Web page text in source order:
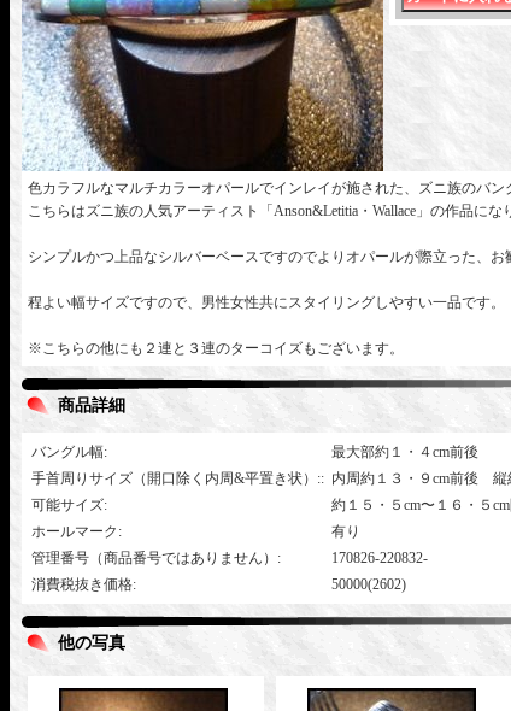
色カラフルなマルチカラーオパールでインレイが施された、ズニ族のバン
こちらはズニ族の人気アーティスト「Anson&Letitia・Wallace」の作品にな
シンプルかつ上品なシルバーベースですのでよりオパールが際立った、お
程よい幅サイズですので、男性女性共にスタイリングしやすい一品です。
※こちらの他にも２連と３連のターコイズもございます。
商品詳細
バングル幅:
最大部約１・４cm前後
手首周りサイズ（開口除く内周&平置き状）:: 内周約１３・９cm前後
可能サイズ:
約１５・５cm〜１６・５
ホールマーク :
有り
管理番号（商品番号ではありません） :
170826-220832-
消費税抜き価格: 50000(2602)
他の写真